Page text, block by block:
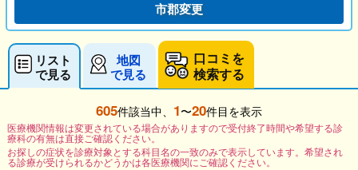
市郡変更
リスト
で見る
地図
で見る
口コミを
検索する
605件該当中、 1〜20件目を表示
医療機関情報は変更されている場合がありますので受付終了時間や希望する診
療科の有無は直接ご確認ください。
お探しの症状を診療対象とする科目名の一致のみで表示しています。希望され
る診療が受けられるかどうかは各医療機関にご確認ください。